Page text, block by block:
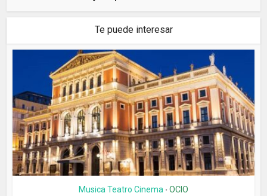
Te puede interesar
Musica Teatro Cinema • OCIO